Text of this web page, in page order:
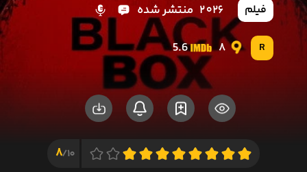
فیلم 2026 منتشر شده
R
8
5.6
10/
8